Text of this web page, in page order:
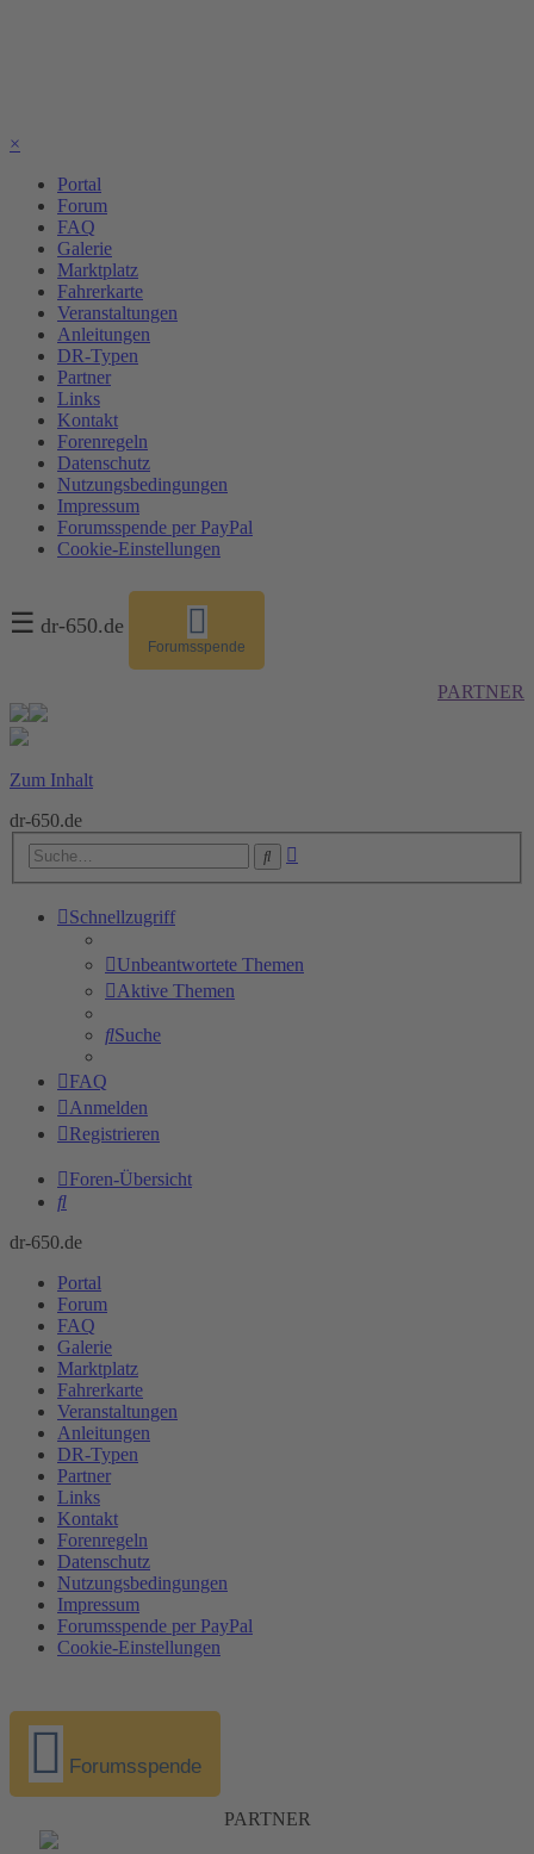
×
Portal
Forum
FAQ
Galerie
Marktplatz
Fahrerkarte
Veranstaltungen
Anleitungen
DR-Typen
Partner
Links
Kontakt
Forenregeln
Datenschutz
Nutzungsbedingungen
Impressum
Forumsspende per PayPal
Cookie-Einstellungen
☰ dr-650.de
Forumsspende
PARTNER
Zum Inhalt
dr-650.de
Suche
Schnellzugriff
Unbeantwortete Themen
Aktive Themen
Suche
FAQ
Anmelden
Registrieren
Foren-Übersicht
Suche
dr-650.de
Portal
Forum
FAQ
Galerie
Marktplatz
Fahrerkarte
Veranstaltungen
Anleitungen
DR-Typen
Partner
Links
Kontakt
Forenregeln
Datenschutz
Nutzungsbedingungen
Impressum
Forumsspende per PayPal
Cookie-Einstellungen
Forumsspende
PARTNER